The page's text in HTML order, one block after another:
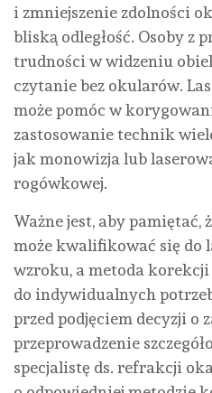
i zmniejszenie zdolności
bliską odległość. Osoby z
trudności w widzeniu
czytanie bez okularów.
może pomóc w
zastosowanie technik
jak monowizja lub
rogówkowej.
Ważne jest, aby pamiętać,
może kwalifikować się do
wzroku, a metoda
do indywidualnych
przed podjęciem decyzji o
przeprowadzenie
specjalistę ds. refrakcji